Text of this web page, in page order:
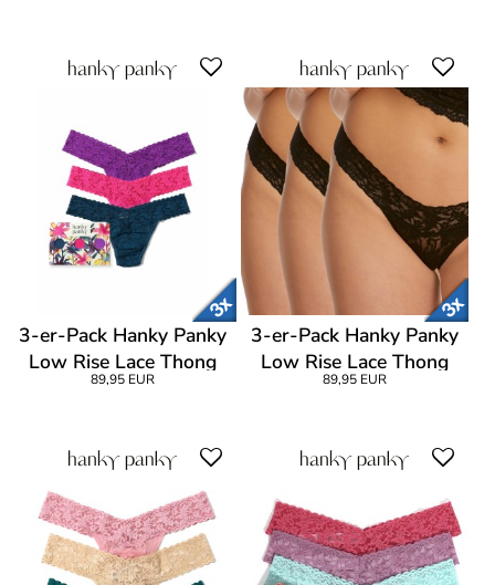
3-er-Pack Hanky Panky
Low Rise Lace Thong
89,95 EUR
3-er-Pack Hanky Panky
Low Rise Lace Thong
89,95 EUR